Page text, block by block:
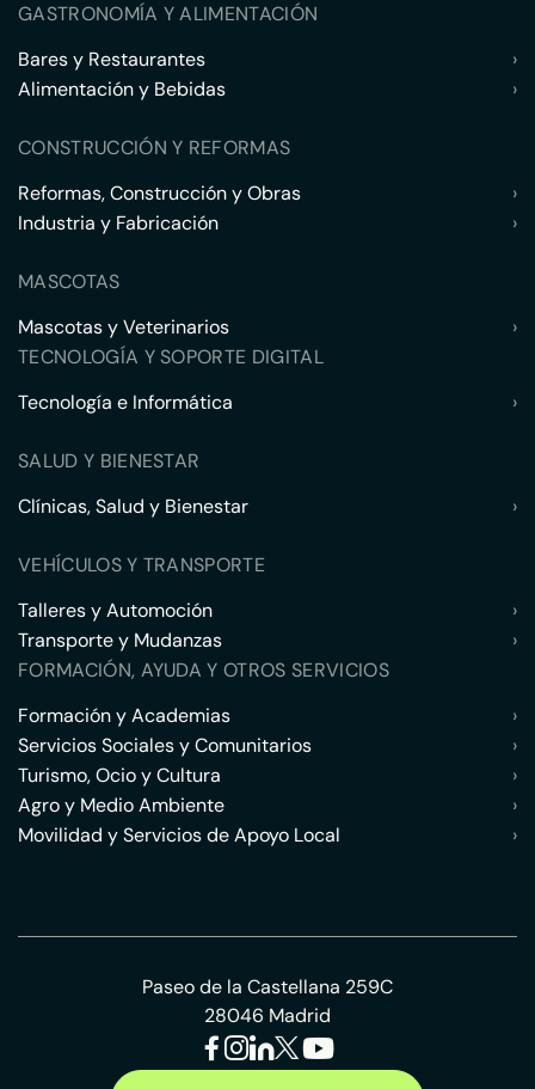
GASTRONOMÍA Y ALIMENTACIÓN
Bares y Restaurantes
›
Alimentación y Bebidas
›
CONSTRUCCIÓN Y REFORMAS
Reformas, Construcción y Obras
›
Industria y Fabricación
›
MASCOTAS
Mascotas y Veterinarios
›
TECNOLOGÍA Y SOPORTE DIGITAL
Tecnología e Informática
›
SALUD Y BIENESTAR
Clínicas, Salud y Bienestar
›
VEHÍCULOS Y TRANSPORTE
Talleres y Automoción
›
Transporte y Mudanzas
›
FORMACIÓN, AYUDA Y OTROS SERVICIOS
Formación y Academias
›
Servicios Sociales y Comunitarios
›
Turismo, Ocio y Cultura
›
Agro y Medio Ambiente
›
Movilidad y Servicios de Apoyo Local
›
Paseo de la Castellana 259C
28046 Madrid